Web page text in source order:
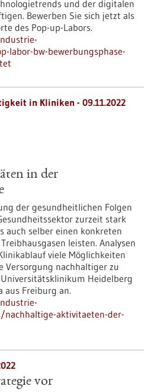
und der digitalen
Bewerben Sie sich jetzt als
des Pop-up-Labors.
labor-bw-bewerbungsphase-
in Kliniken - 09.11.2022
in der
der gesundheitlichen Folgen
zurzeit stark
auch selber einen konkreten
leisten. Analysen
viele Möglichkeiten
Versorgung nachhaltiger zu
Heidelberg
aus Freiburg an.
aktivitaeten-der-
vor